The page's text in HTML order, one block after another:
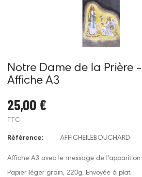
Notre Dame de la Prière -
Affiche A3
25,00 €
TTC
Référence: AFFICHEILEBOUCHARD
Affiche A3 avec le message de l'apparition.
Papier léger grain, 220g. Envoyée à plat.